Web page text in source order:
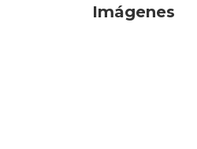
Imágenes